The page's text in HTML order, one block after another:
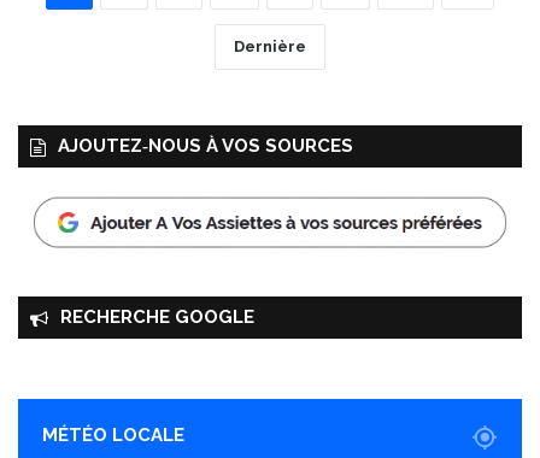
Dernière
AJOUTEZ‑NOUS À VOS SOURCES
RECHERCHE GOOGLE
MÉTÉO LOCALE